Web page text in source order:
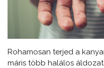
Rohamosan terjed a
máris több halálos